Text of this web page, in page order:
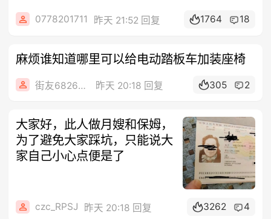
起。只
0778201711 昨天 21:52 回复 1764 18
麻烦谁知道哪里可以给电动踏板车加装座椅
街友68262058 昨天 20:18 回复 305 2
大家好，此人做月嫂和保姆，
为了避免大家踩坑，只能说大
家自己小心点便是了
czc_RPSJ 昨天 20:18 回复 3262 4